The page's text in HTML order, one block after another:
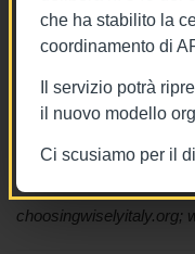
che ha stabilito la
coordinamento di
Il servizio potrà
il nuovo modello
Ci scusiamo per il
14/4/2022
10 anni di
e agire
clinica: gli
l'adesione
choosingwiselyitaly.org;